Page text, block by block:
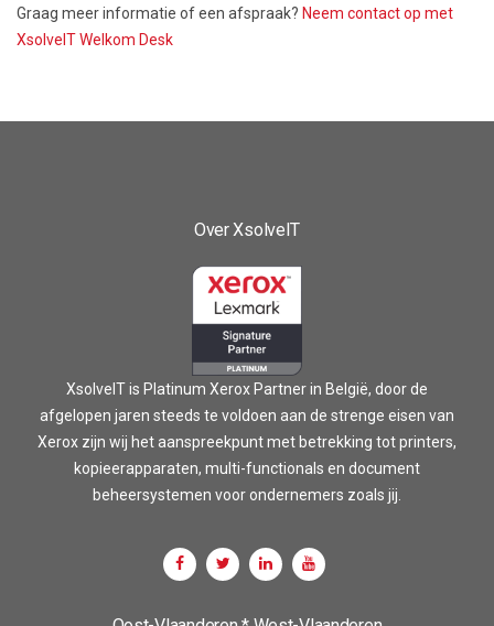
Graag meer informatie of een afspraak? Neem contact op met
XsolveIT Welkom Desk
Over XsolveIT
XsolveIT is Platinum Xerox Partner in België, door de
afgelopen jaren steeds te voldoen aan de strenge eisen van
Xerox zijn wij het aanspreekpunt met betrekking tot printers,
kopieerapparaten, multi-functionals en document
beheersystemen voor ondernemers zoals jij.